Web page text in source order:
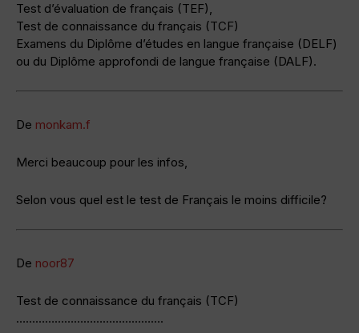
Test d’évaluation de français (TEF),
Test de connaissance du français (TCF)
Examens du Diplôme d’études en langue française (DELF)
ou du Diplôme approfondi de langue française (DALF).
De monkam.f
Merci beaucoup pour les infos,
Selon vous quel est le test de Français le moins difficile?
De noor87
Test de connaissance du français (TCF)
……………………………………….